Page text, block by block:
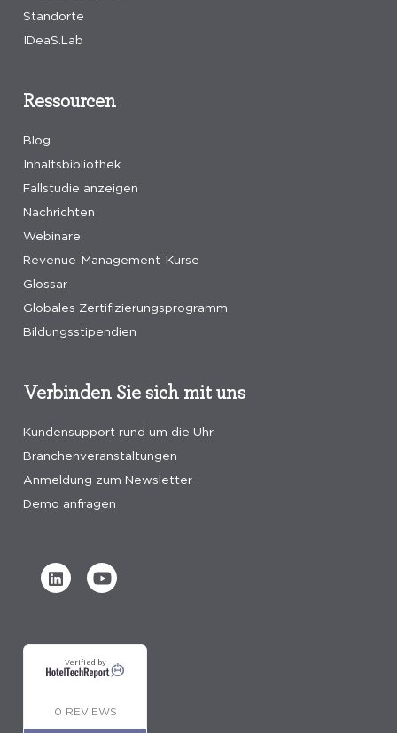
Standorte
IDeaS.Lab
Ressourcen
Blog
Inhaltsbibliothek
Fallstudie anzeigen
Nachrichten
Webinare
Revenue-Management-Kurse
Glossar
Globales Zertifizierungsprogramm
Bildungsstipendien
Verbinden Sie sich mit uns
Kundensupport rund um die Uhr
Branchenveranstaltungen
Anmeldung zum Newsletter
Demo anfragen
Verified by
0 REVIEWS